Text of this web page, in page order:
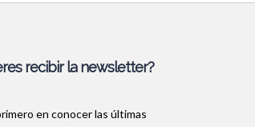
recibir la newsletter?
en conocer las últimas